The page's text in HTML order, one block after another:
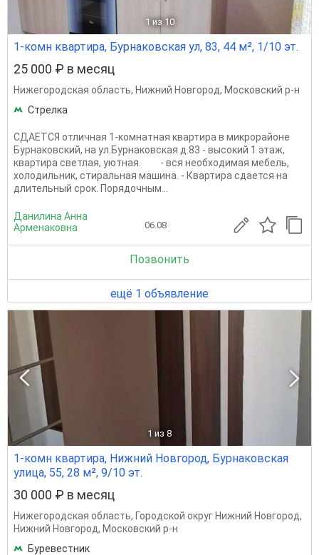
1 из 10
1-комн квартира, Бурнаковская ул, 83, 44 м², 1/10 эт.
25 000 ₽ в месяц
Нижегородская область, Нижний Новгород, Московский р-н
Стрелка
СДАЕТСЯ отличная 1-комнатная квартира в микрорайоне
Бурнаковский, на ул.Бурнаковская д.83 - высокий 1 этаж,
квартира светлая, уютная. - вся необходимая мебель,
холодильник, стиральная машина. - Квартира сдается на
длительный срок. Порядочным...
Данилина Анна
Арменаковна
06.08
Позвонить
ещё 1 объявление
1 из 8
1-комн квартира, Нижний Новгород, Бурнаковская
улица, 55, 28 м², 9/10 эт.
30 000 ₽ в месяц
Нижегородская область, Городской округ Нижний Новгород,
Нижний Новгород, Московский р-н
Буревестник